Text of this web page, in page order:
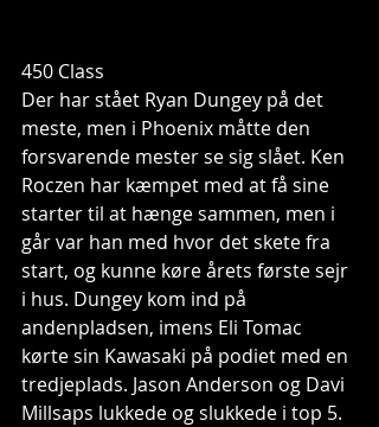
450 Class
Der har stået Ryan Dungey på det
meste, men i Phoenix måtte den
forsvarende mester se sig slået. Ken
Roczen har kæmpet med at få sine
starter til at hænge sammen, men i
går var han med hvor det skete fra
start, og kunne køre årets første sejr
i hus. Dungey kom ind på
andenpladsen, imens Eli Tomac
kørte sin Kawasaki på podiet med en
tredjeplads. Jason Anderson og Davi
Millsaps lukkede og slukkede i top 5.